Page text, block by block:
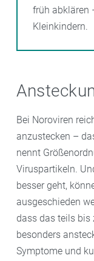
früh abklären
Kleinkindern.
Bei Noroviren
anzustecken –
nennt
Viruspartikeln.
besser geht,
ausgeschieden
dass das teils bis
besonders
Symptome und